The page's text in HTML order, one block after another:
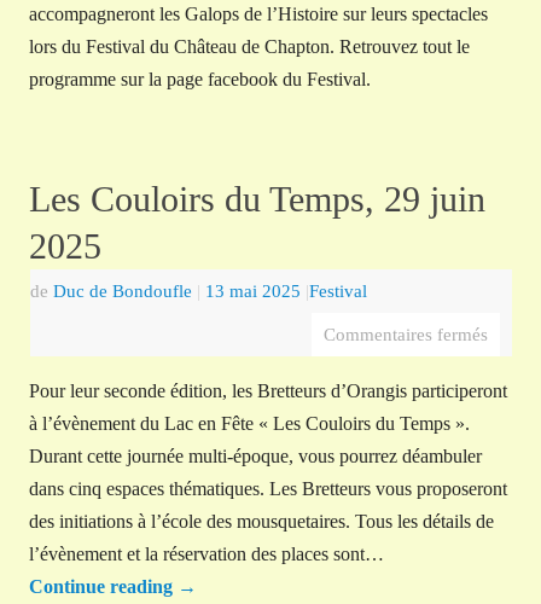
accompagneront les Galops de l’Histoire sur leurs spectacles
lors du Festival du Château de Chapton. Retrouvez tout le
programme sur la page facebook du Festival.
Les Couloirs du Temps, 29 juin
2025
deDuc de Bondoufle | 13 mai 2025 |Festival
Commentaires fermés
Pour leur seconde édition, les Bretteurs d’Orangis participeront
à l’évènement du Lac en Fête « Les Couloirs du Temps ».
Durant cette journée multi-époque, vous pourrez déambuler
dans cinq espaces thématiques. Les Bretteurs vous proposeront
des initiations à l’école des mousquetaires. Tous les détails de
l’évènement et la réservation des places sont…
Continue reading →